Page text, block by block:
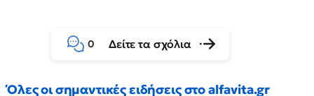
0 Δείτε τα σχόλια
Όλες οι σημαντικές ειδήσεις στο alfavita.gr